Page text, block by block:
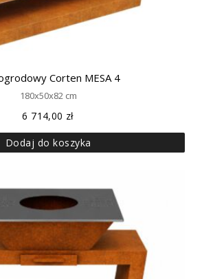
Corten MESA 4
180x50x82 cm
6 714,00 zł
Dodaj do koszyka